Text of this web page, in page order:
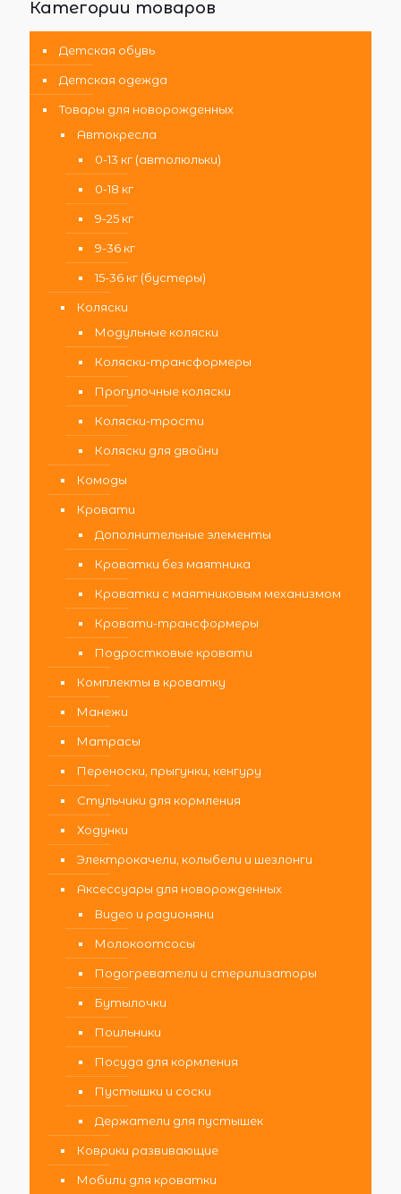
Категории товаров
Детская обувь
Детская одежда
Товары для новорожденных
Автокресла
0-13 кг (автолюльки)
0-18 кг
9-25 кг
9-36 кг
15-36 кг (бустеры)
Коляски
Модульные коляски
Коляски-трансформеры
Прогулочные коляски
Коляски-трости
Коляски для двойни
Комоды
Кровати
Дополнительные элементы
Кроватки без маятника
Кроватки с маятниковым механизмом
Кровати-трансформеры
Подростковые кровати
Комплекты в кроватку
Манежи
Матрасы
Переноски, прыгунки, кенгуру
Стульчики для кормления
Ходунки
Электрокачели, колыбели и шезлонги
Аксессуары для новорожденных
Видео и радионяни
Молокоотсосы
Подогреватели и стерилизаторы
Бутылочки
Поильники
Посуда для кормления
Пустышки и соски
Держатели для пустышек
Коврики развивающие
Мобили для кроватки